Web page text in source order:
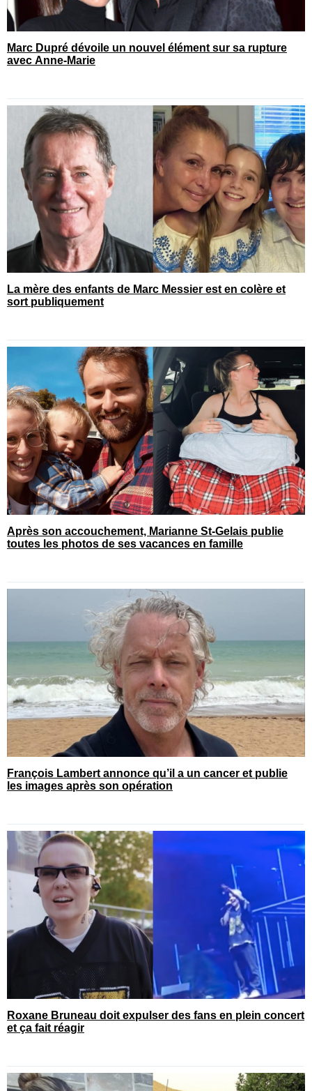
Marc Dupré dévoile un nouvel élément sur sa rupture
avec Anne-Marie
La mère des enfants de Marc Messier est en colère et
sort publiquement
Après son accouchement, Marianne St-Gelais publie
toutes les photos de ses vacances en famille
François Lambert annonce qu’il a un cancer et publie
les images après son opération
Roxane Bruneau doit expulser des fans en plein concert
et ça fait réagir